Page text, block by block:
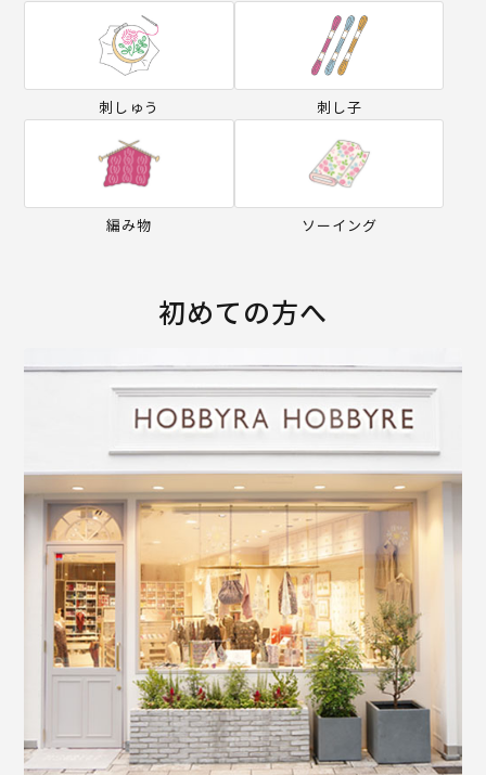
刺しゅう 刺し子
編み物 ソーイング
初めての方へ